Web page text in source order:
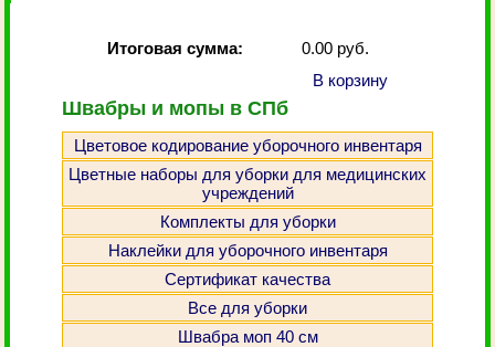
Итоговая сумма:
0.00 руб.
В корзину
Швабры и мопы в СПб
Цветовое кодирование уборочного инвентаря
Цветные наборы для уборки для медицинских
учреждений
Комплекты для уборки
Наклейки для уборочного инвентаря
Сертификат качества
Все для уборки
Швабра моп 40 см